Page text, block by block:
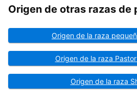
Origen de otras razas de
Origen de la raza
Origen de la raza
Origen de la raza